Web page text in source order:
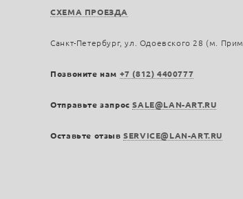
СХЕМА ПРОЕЗДА
Санкт-Петербург, ул. Одоевского 28 (м.
Позвоните нам +7 (812) 4400777
Отправьте запросSALE@LAN-ART.RU
Оставьте отзывSERVICE@LAN-ART.RU